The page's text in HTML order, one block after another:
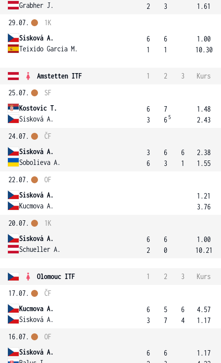
Grabher J.
2
3
1.61
29.07.
Sisková A.
Teixido Garcia M.
1K
6
1
6
1
1.00
10.30
Amstetten ITF 1 2 3
Kurs
25.07.
Kostovic T.
Sisková A.
SF
6
3
7
6 5
1.48
2.43
24.07.
Sisková A.
Sobolieva A.
ČF
3
6
6
3
6
1
2.38
1.55
22.07.
Sisková A.
Kucmova A.
OF
1.21
3.76
20.07.
Sisková A.
Schueller A.
1K
6
2
6
0
1.00
10.21
Olomouc ITF 1 2 3
Kurs
17.07.
Kucmova A.
Sisková A.
ČF
6
3
5
7
6
4
4.57
1.17
16.07.
Sisková A.
OF
6
6
1.17